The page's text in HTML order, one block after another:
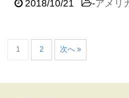
2018/10/21 -アメリ
1 2 次へ »